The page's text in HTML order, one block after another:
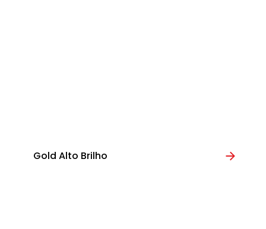
Gold Alto Brilho